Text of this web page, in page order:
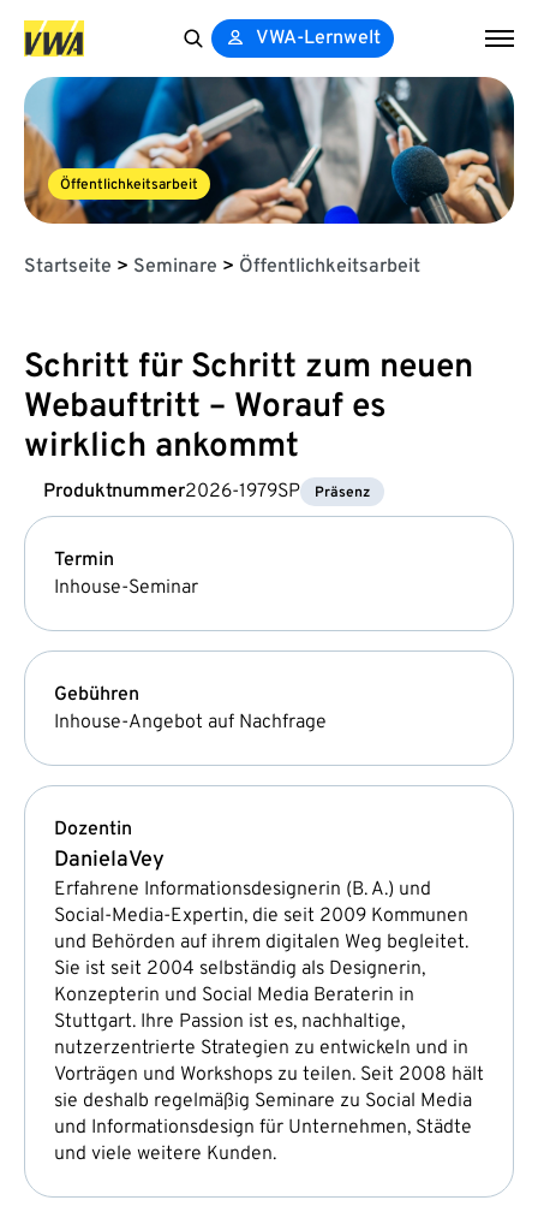
for:
VWA-Lernwelt
Öffentlichkeitsarbeit
Startseite > Seminare > Öffentlichkeitsarbeit
Schritt für Schritt zum neuen
Webauftritt – Worauf es
wirklich ankommt
Produktnummer2026-1979SP Präsenz
Termin
Inhouse-Seminar
Gebühren
Inhouse-Angebot auf Nachfrage
Dozentin
DanielaVey
Erfahrene Informationsdesignerin (B. A.) und
Social-Media-Expertin, die seit 2009 Kommunen
und Behörden auf ihrem digitalen Weg begleitet.
Sie ist seit 2004 selbständig als Designerin,
Konzepterin und Social Media Beraterin in
Stuttgart. Ihre Passion ist es, nachhaltige,
nutzerzentrierte Strategien zu entwickeln und in
Vorträgen und Workshops zu teilen. Seit 2008 hält
sie deshalb regelmäßig Seminare zu Social Media
und Informationsdesign für Unternehmen, Städte
und viele weitere Kunden.